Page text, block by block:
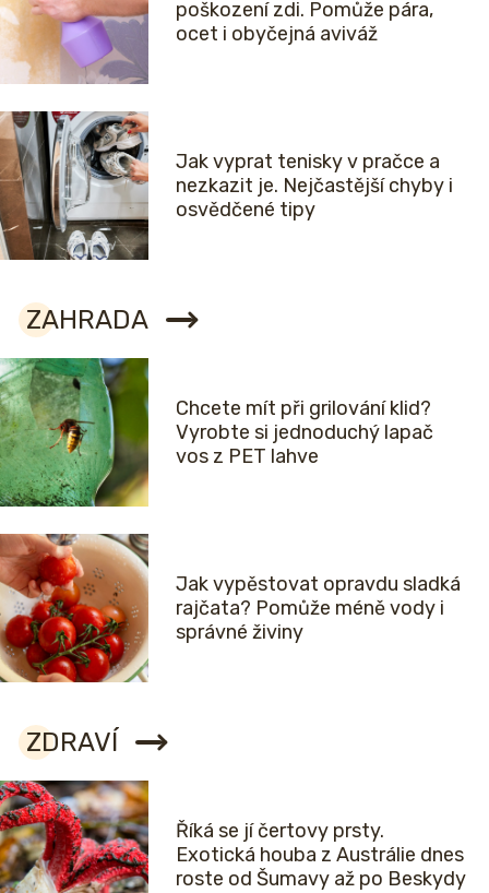
poškození zdi. Pomůže pára,
ocet i obyčejná aviváž
Jak vyprat tenisky v pračce a
nezkazit je. Nejčastější chyby i
osvědčené tipy
ZAHRADA
Chcete mít při grilování klid?
Vyrobte si jednoduchý lapač
vos z PET lahve
Jak vypěstovat opravdu sladká
rajčata? Pomůže méně vody i
správné živiny
ZDRAVÍ
Říká se jí čertovy prsty.
Exotická houba z Austrálie dnes
roste od Šumavy až po Beskydy